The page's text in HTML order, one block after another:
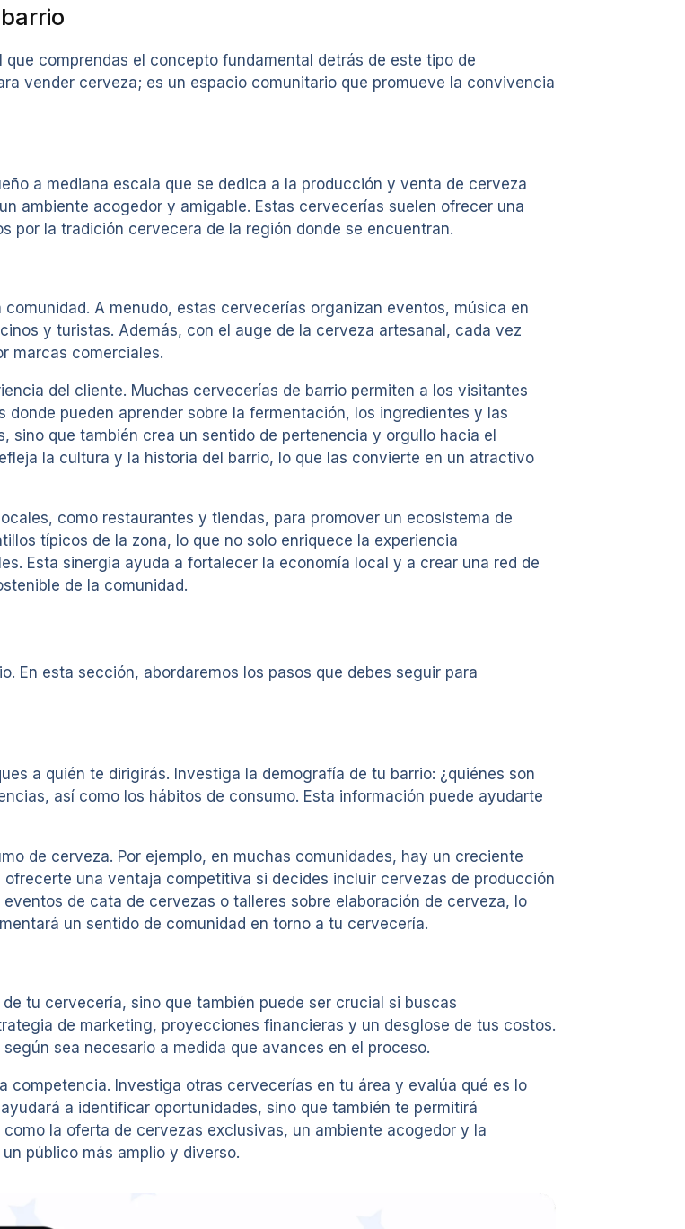
comprendas el concepto fundamental detrás de este tipo de
vender cerveza; es un espacio comunitario que promueve la convivencia
a mediana escala que se dedica a la producción y venta de cerveza
ambiente acogedor y amigable. Estas cervecerías suelen ofrecer una
por la tradición cervecera de la región donde se encuentran.
A menudo, estas cervecerías organizan eventos, música en
y turistas. Además, con el auge de la cerveza artesanal, cada vez
marcas comerciales.
del cliente. Muchas cervecerías de barrio permiten a los visitantes
pueden aprender sobre la fermentación, los ingredientes y las
sino que también crea un sentido de pertenencia y orgullo hacia el
la cultura y la historia del barrio, lo que las convierte en un atractivo
como restaurantes y tiendas, para promover un ecosistema de
típicos de la zona, lo que no solo enriquece la experiencia
Esta sinergia ayuda a fortalecer la economía local y a crear una red de
de la comunidad.
En esta sección, abordaremos los pasos que debes seguir para
a quién te dirigirás. Investiga la demografía de tu barrio: ¿quiénes son
así como los hábitos de consumo. Esta información puede ayudarte
de cerveza. Por ejemplo, en muchas comunidades, hay un creciente
una ventaja competitiva si decides incluir cervezas de producción
de cata de cervezas o talleres sobre elaboración de cerveza, lo
un sentido de comunidad en torno a tu cervecería.
tu cervecería, sino que también puede ser crucial si buscas
de marketing, proyecciones financieras y un desglose de tus costos.
sea necesario a medida que avances en el proceso.
competencia. Investiga otras cervecerías en tu área y evalúa qué es lo
a identificar oportunidades, sino que también te permitirá
la oferta de cervezas exclusivas, un ambiente acogedor y la
público más amplio y diverso.